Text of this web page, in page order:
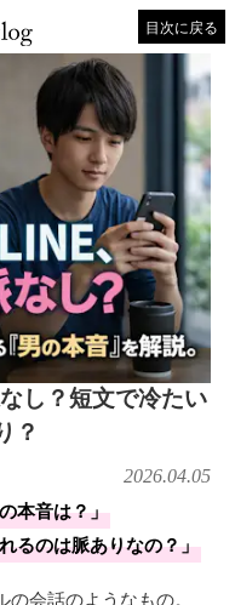
目次に戻る
し？短文で冷たい
？
2026.04.05
本音は？」
るのは脈ありなの？」
会話のようなもの。